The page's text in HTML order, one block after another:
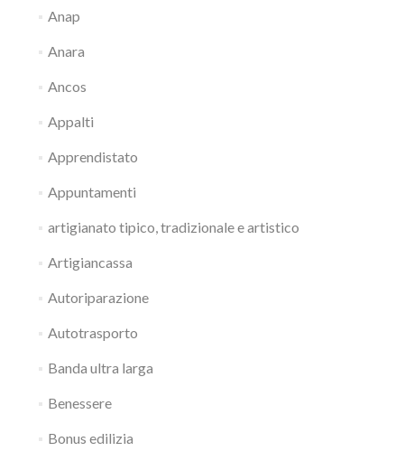
Anap
Anara
Ancos
Appalti
Apprendistato
Appuntamenti
artigianato tipico, tradizionale e artistico
Artigiancassa
Autoriparazione
Autotrasporto
Banda ultra larga
Benessere
Bonus edilizia